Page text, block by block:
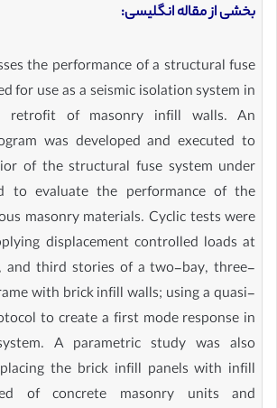
بخشی از مقاله انگلیسی:
the performance of a structural fuse
for use as a seismic isolation system in
retrofit of masonry infill walls. An
was developed and executed to
of the structural fuse system under
to evaluate the performance of the
masonry materials. Cyclic tests were
displacement controlled loads at
and third stories of a two-bay, three-
with brick infill walls; using a quasi-
to create a first mode response in
A parametric study was also
the brick infill panels with infill
of concrete masonry units and